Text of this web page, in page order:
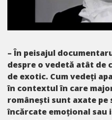
– În peisajul
despre o vedetă atât de
de exotic. Cum vedeți
în contextul în care
românești sunt axate pe
încărcate emoțional sau